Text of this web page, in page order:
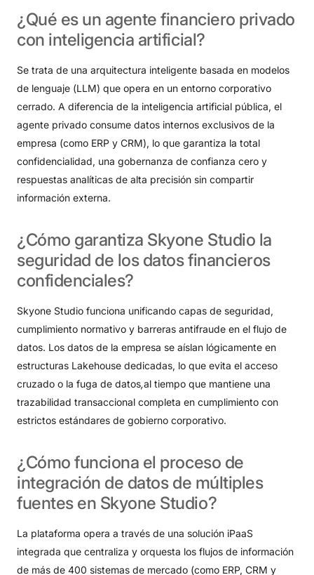
¿Qué es un agente financiero privado
con inteligencia artificial?
Se trata de una arquitectura inteligente basada en modelos
de lenguaje (LLM) que opera en un entorno corporativo
cerrado. A diferencia de la inteligencia artificial pública, el
agente privado consume datos internos exclusivos de la
empresa (como ERP y CRM), lo que garantiza la total
confidencialidad, una gobernanza de confianza cero y
respuestas analíticas de alta precisión sin compartir
información externa.
¿Cómo garantiza Skyone Studio la
seguridad de los datosfinancieros
confidenciales?
Skyone Studio funciona unificando capas de seguridad,
cumplimiento normativo y barreras antifraude en el flujo de
datos. Los datos de la empresa se aíslan lógicamente en
estructuras Lakehouse dedicadas, lo que evita el acceso
cruzado o la fuga de datos,al tiempo que mantiene una
trazabilidad transaccional completa en cumplimiento con
estrictos estándares de gobierno corporativo.
¿Cómo funciona el proceso de
integración de datos de múltiples
fuentes en Skyone Studio?
La plataforma opera a través de una solución iPaaS
integrada que centraliza y orquesta los flujos de información
de más de 400 sistemas de mercado (como ERP, CRM y